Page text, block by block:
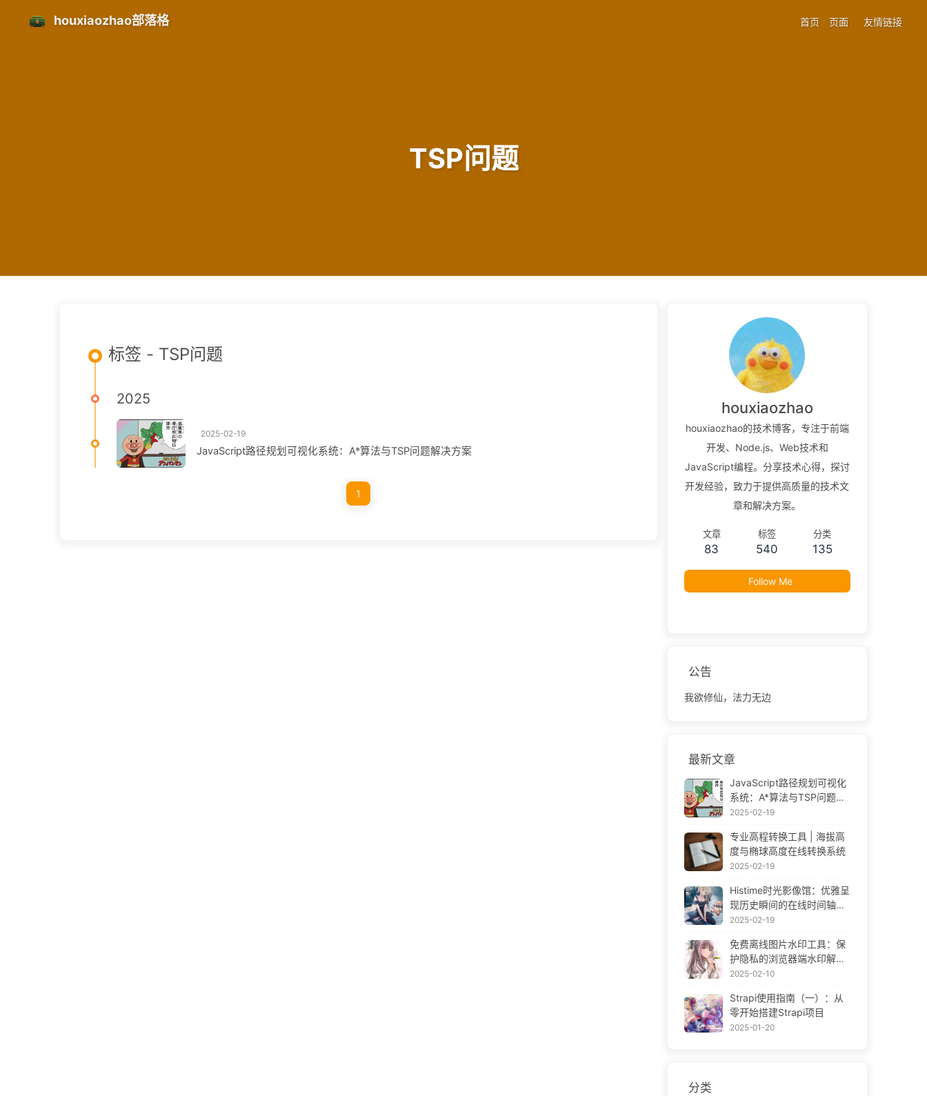
houxiaozhao部落格 首页 页面 友情链接
TSP问题
标签 - TSP问题
2025
2025-02-19
JavaScript路径规划可视化系统：A*算法与TSP问题解决方案
1
houxiaozhao
houxiaozhao的技术博客，专注于前端
开发、Node.js、Web技术和
JavaScript编程。分享技术心得，探讨
开发经验，致力于提供高质量的技术文
章和解决方案。
文章
83
标签
540
分类
135
Follow Me
公告
我欲修仙，法力无边
最新文章
JavaScript路径规划可视化
系统：A*算法与TSP问题解
决方案
2025-02-19
专业高程转换工具 | 海拔高
度与椭球高度在线转换系统
2025-02-19
Histime时光影像馆：优雅呈
现历史瞬间的在线时间轴相
册 | Historical Photo Timeli
2025-02-19
免费离线图片水印工具：保
护隐私的浏览器端水印解决
方案 | Free Offline Image
2025-02-10
Strapi使用指南（一）：从
零开始搭建Strapi项目
2025-01-20
分类